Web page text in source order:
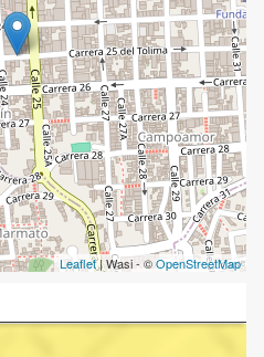
Leaflet| Wasi - ©OpenStreetMap